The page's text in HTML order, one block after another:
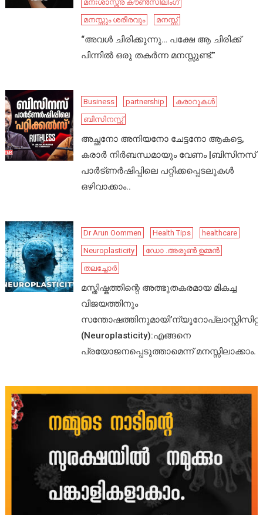
മനഃശാസ്ത്ര കൗൺസിലിംഗ്
മനസ്സും ശരീരവും
മനസ്സ്
“അവൾ ചിരിക്കുന്നു… പക്ഷേ ആ ചിരിക്ക്
പിന്നിൽ ഒരു തകർന്ന മനസ്സുണ്ട്.”
Business partnership
കരാറുകൾ
ബിസിനസ്സ്
അച്ഛനോ അനിയനോ ചേട്ടനോ ആകട്ടെ,
കരാർ നിർബന്ധമായും വേണം |ബിസിനസ്
പാർട്ണർഷിപ്പിലെ പറ്റിക്കപ്പെടലുകൾ
ഒഴിവാക്കാം..
Dr Arun Oommen Health Tips
healthcare
Neuroplasticity
ഡോ .അരുൺ ഉമ്മൻ
തലച്ചോർ
മസ്തിഷ്കത്തിന്റെ അത്ഭുതകരമായ മികച്ച
വിജയത്തിനും
സന്തോഷത്തിനുമായി’ന്യൂറോപ്ലാസ്റ്റിസിറ്റി’
(Neuroplasticity):എങ്ങനെ
പ്രയോജനപ്പെടുത്താമെന്ന് മനസ്സിലാക്കാം.